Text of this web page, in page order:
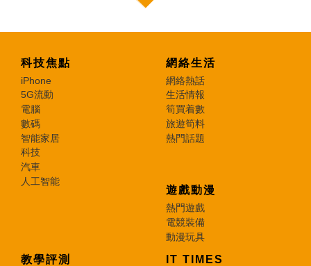
科技焦點
iPhone
5G流動
電腦
數碼
智能家居
科技
汽車
人工智能
網絡生活
網絡熱話
生活情報
筍買着數
旅遊筍料
熱門話題
遊戲動漫
熱門遊戲
電競裝備
動漫玩具
教學評測 IT TIMES